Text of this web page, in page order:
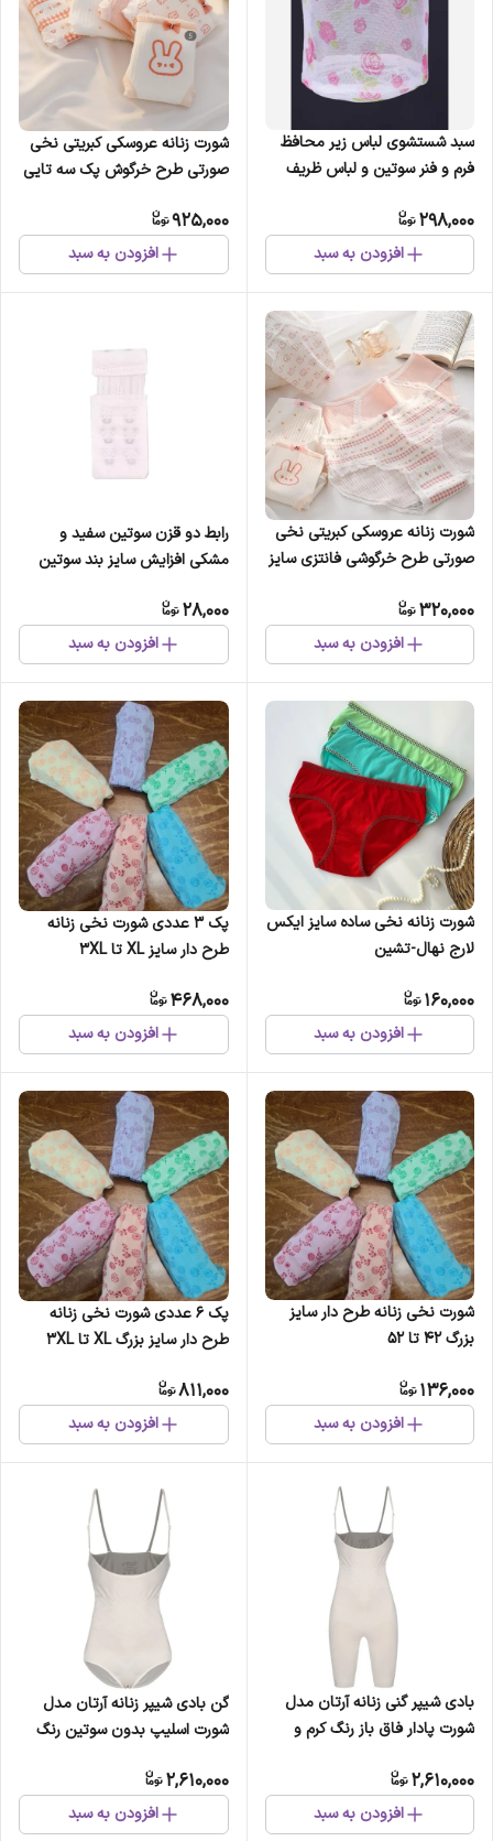
سبد شستشوی لباس زیر محافظ
فرم و فنر سوتین و لباس ظریف
298,000
افزودن به سبد
شورت زنانه عروسکی کبریتی نخی
صورتی طرح خرگوش پک سه تایی
925,000
افزودن به سبد
شورت زنانه عروسکی کبریتی نخی
صورتی طرح خرگوشی فانتزی سایز
320,000
افزودن به سبد
رابط دو قزن سوتین سفید و
مشکی افزایش سایز بند سوتین
28,000
افزودن به سبد
شورت زنانه نخی ساده سایز ایکس
لارج نهال-تشین
160,000
افزودن به سبد
پک 3 عددی شورت نخی زنانه
طرح دار سایز XL تا 3XL
468,000
افزودن به سبد
شورت نخی زنانه طرح دار سایز
بزرگ 42 تا 52
136,000
افزودن به سبد
پک 6 عددی شورت نخی زنانه
طرح دار سایز بزرگ XL تا 3XL
811,000
افزودن به سبد
بادی شیپر گنی زنانه آرتان مدل
شورت پادار فاق باز رنگ کرم و
2,610,000
افزودن به سبد
گن بادی شیپر زنانه آرتان مدل
شورت اسلیپ بدون سوتین رنگ
2,610,000
افزودن به سبد